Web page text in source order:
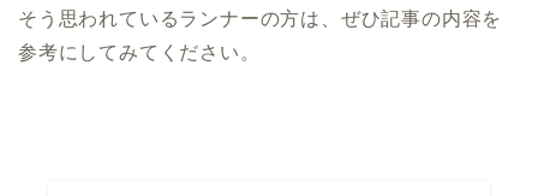
そう思われているランナーの方は、ぜひ記事の内容を
参考にしてみてください。